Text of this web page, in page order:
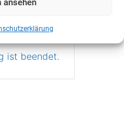
ansehen
ist beendet.